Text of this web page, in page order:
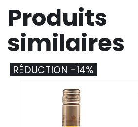
Produits
similaires
RÉDUCTION -14%